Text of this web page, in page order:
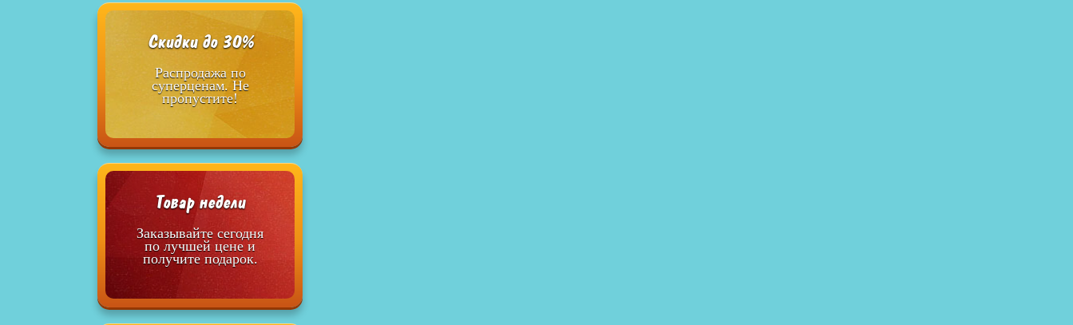
Скидки до 30%
Распродажа по
суперценам. Не
пропустите!
Товар недели
Заказывайте сегодня
по лучшей цене и
получите подарок.